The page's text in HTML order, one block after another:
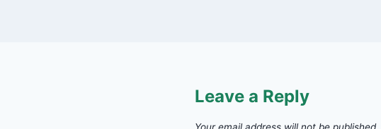
Leave a Reply